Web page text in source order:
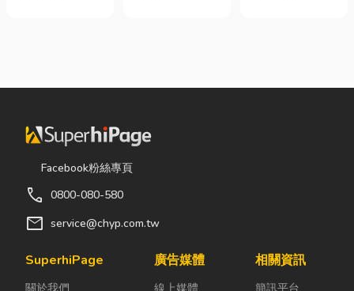
渣或積水，容
螞蟻前來覓
食；陽台、庭
院若有積水，
蟲孳生的溫
床。潮濕陰暗
吸引白蟻、蛾
資源管理。透
不僅能改善水
程與回收水工
成本，實現節
疲勞與結構鏽
實，門片故障
Facebook粉絲專頁
call 0800-080-580
mail service@chyp.com.tw
SuperhiPage
關於我們
廣告媒體
線上媒體
相關資訊
簡訊平台